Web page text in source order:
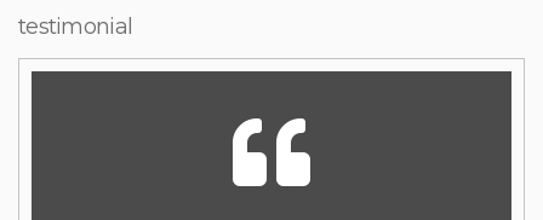
testimonial